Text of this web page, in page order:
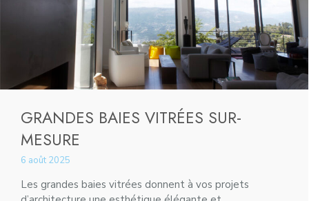
GRANDES BAIES VITRÉES SUR-
MESURE
6 août 2025
Les grandes baies vitrées donnent à vos projets